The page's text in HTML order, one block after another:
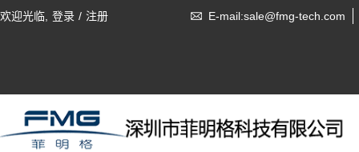
欢迎光临, 登录 / 注册 E-mail:sale@fmg-tech.com